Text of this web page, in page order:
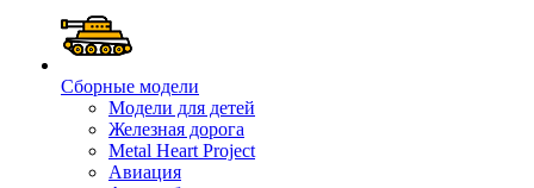
Сборные модели
Модели для детей
Железная дорога
Metal Heart Project
Авиация